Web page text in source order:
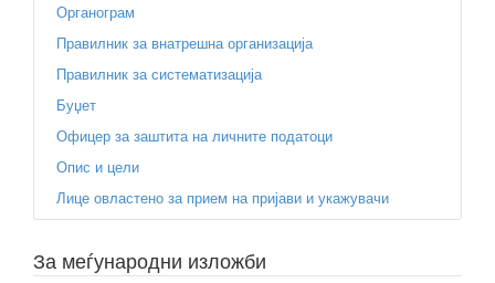
Органограм
Правилник за внатрешна организација
Правилник за систематизација
Буџет
Офицер за заштита на личните податоци
Опис и цели
Лице овластено за прием на пријави и укажувачи
За меѓународни изложби